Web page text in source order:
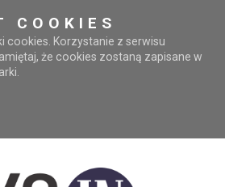
COOKIES
cookies. Korzystanie z serwisu
że cookies zostaną zapisane w